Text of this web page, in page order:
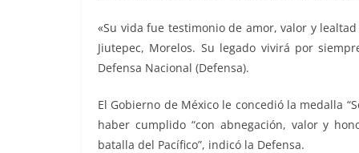
«Su vida fue testimonio de amor, valor y
Jiutepec, Morelos. Su legado vivirá por
Defensa Nacional (Defensa).
El Gobierno de México le concedió la medalla
haber cumplido “con abnegación, valor y
batalla del Pacífico”, indicó la Defensa.